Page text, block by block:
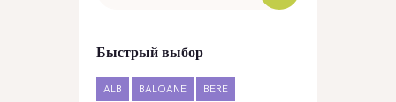
Быстрый выбор
ALB BALOANE BERE